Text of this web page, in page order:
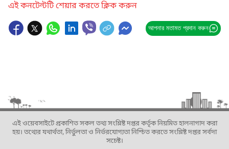
এই কনটেন্টটি শেয়ার করতে ক্লিক করুন
আপনার মতামত প্রদান করুন
এই ওয়েবসাইটে প্রকাশিত সকল তথ্য সংশ্লিষ্ট দপ্তর কর্তৃক নিয়মিত হালনাগাদ করা
হয়। তথ্যের যথার্থতা, নির্ভুলতা ও নির্ভরযোগ্যতা নিশ্চিত করতে সংশ্লিষ্ট দপ্তর সর্বদা
সচেষ্ট।